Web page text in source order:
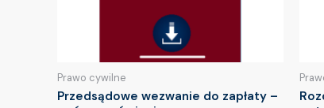
Prawo cywilne
Przedsądowe wezwanie do zapłaty –